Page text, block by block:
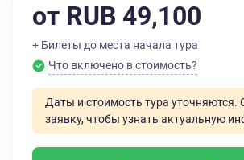
от RUB 49,100
+ Билеты до места начала тура
Что включено в стоимость?
Даты и стоимость тура уточняются.
заявку, чтобы узнать актуальную